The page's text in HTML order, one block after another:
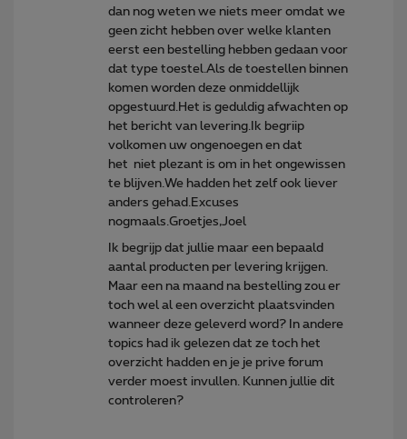
dan nog weten we niets meer omdat we
geen zicht hebben over welke klanten
eerst een bestelling hebben gedaan voor
dat type toestel.Als de toestellen binnen
komen worden deze onmiddellijk
opgestuurd.Het is geduldig afwachten op
het bericht van levering.Ik begriip
volkomen uw ongenoegen en dat
het niet plezant is om in het ongewissen
te blijven.We hadden het zelf ook liever
anders gehad.Excuses
nogmaals.Groetjes,Joel
Ik begrijp dat jullie maar een bepaald
aantal producten per levering krijgen.
Maar een na maand na bestelling zou er
toch wel al een overzicht plaatsvinden
wanneer deze geleverd word? In andere
topics had ik gelezen dat ze toch het
overzicht hadden en je je prive forum
verder moest invullen. Kunnen jullie dit
controleren?